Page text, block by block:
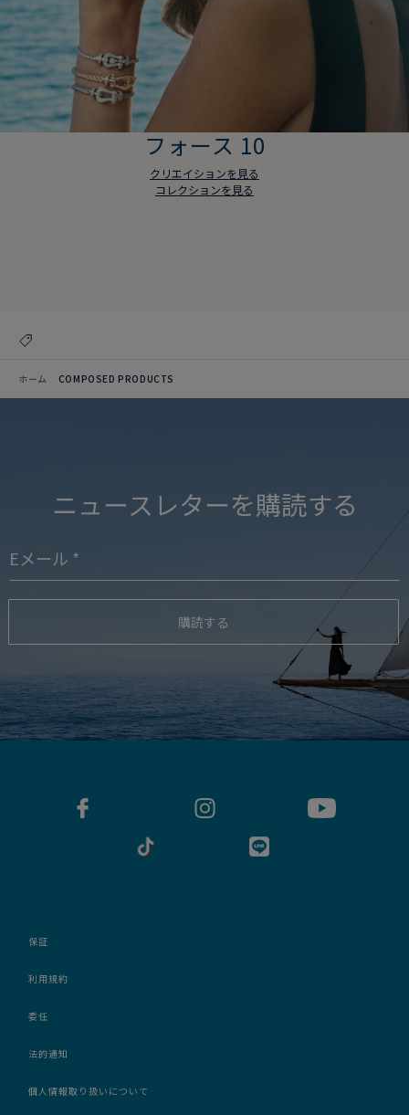
フォース 10
クリエイションを見る
コレクションを見る
ホーム COMPOSED PRODUCTS
ニュースレターを購読する
購読する
保証
利用規約
委任
法的通知
個人情報取り扱いについて